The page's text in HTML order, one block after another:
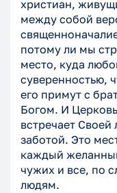
христиан,
между собой
потому ли мы
место, куда
суверенностью,
его примут с
Богом. И
встречает
заботой. Это
каждый
чужих и все, по
людям.